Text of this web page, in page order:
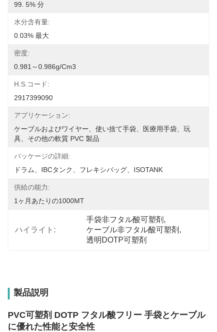
99. 5% 分
水分含有量:
0.03% 最大
密度:
0.981～0.986g/cm3
H.S.コード:
2917399090
アプリケーション:
ケーブルおよびワイヤー、使い捨て手袋、医療用手袋、玩
具、その他の軟質 PVC 製品
パッケージの詳細:
ドラム、IBCタンク、フレキシバッグ、ISOTANK
供給の能力:
1ヶ月あたりの1000MT
ハイライト:
手袋非フタル酸可塑剤 ,
ケーブル非フタル酸可塑剤 ,
透明DOTP可塑剤
製品説明
PVC可塑剤 DOTP フタル酸フリー 手袋とケーブル
に優れた性能と安全性